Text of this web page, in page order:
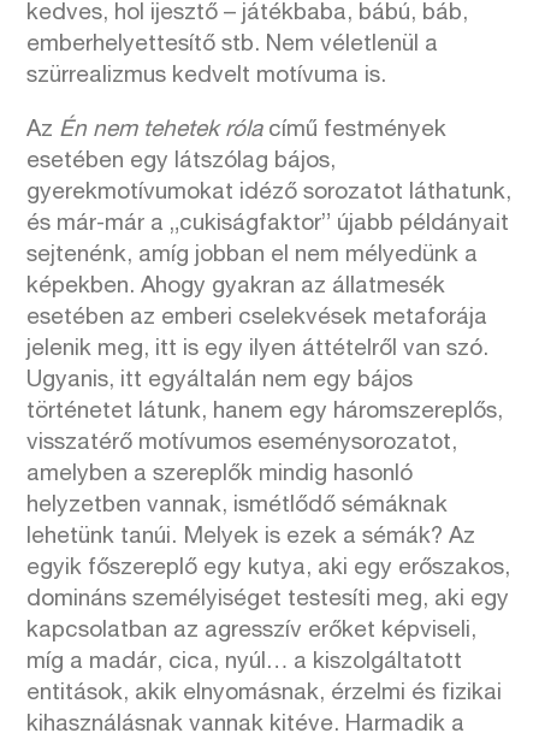
kedves, hol ijesztő – játékbaba, bábú, báb,
emberhelyettesítő stb. Nem véletlenül a
szürrealizmus kedvelt motívuma is.
Az Én nem tehetek rólacímű festmények
esetében egy látszólag bájos,
gyerekmotívumokat idéző sorozatot láthatunk,
és már-már a „cukiságfaktor” újabb példányait
sejtenénk, amíg jobban el nem mélyedünk a
képekben. Ahogy gyakran az állatmesék
esetében az emberi cselekvések metaforája
jelenik meg, itt is egy ilyen áttételről van szó.
Ugyanis, itt egyáltalán nem egy bájos
történetet látunk, hanem egy háromszereplős,
visszatérő motívumos eseménysorozatot,
amelyben a szereplők mindig hasonló
helyzetben vannak, ismétlődő sémáknak
lehetünk tanúi. Melyek is ezek a sémák? Az
egyik főszereplő egy kutya, aki egy erőszakos,
domináns személyiséget testesíti meg, aki egy
kapcsolatban az agresszív erőket képviseli,
míg a madár, cica, nyúl… a kiszolgáltatott
entitások, akik elnyomásnak, érzelmi és fizikai
kihasználásnak vannak kitéve. Harmadik a